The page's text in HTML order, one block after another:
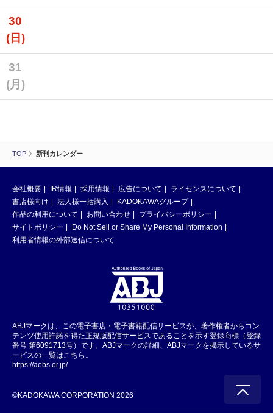
TOP 新刊カレンダー
30
(日)
31
(月)
会社概要 IR情報 採用情報 広告について
ライセンスについて
書店様向け
法人様一括購入
KADOKAWAグループ
作品の利用について
お問い合わせ
プライバシーポリシー
サイトポリシー
Do Not Sell or Share My Personal Information
利用者情報の外部送信について
ABJマークは、この電子書店・電子書籍配信サービスが、著作権者からコン
テンツ使用許諾を得た正規版配信サービスであることを示す登録商標（登録
番号 第6091713号）です。ABJマークの詳細、ABJマークを掲示しているサ
ービスの一覧はこちら。
https://aebs.or.jp/
©KADOKAWA CORPORATION 2026